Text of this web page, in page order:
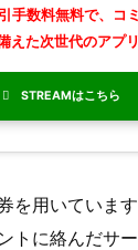
手数料無料で、コ
えた次世代のアプ
STREAM
を用いていま
トに絡んだサ